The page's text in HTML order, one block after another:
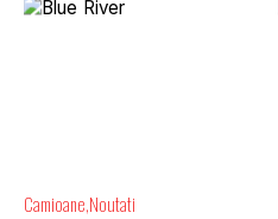
Camioane Noutati